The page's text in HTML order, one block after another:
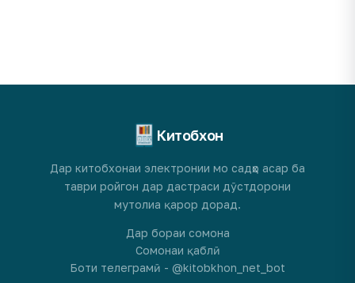
Китобхон
Дар китобхонаи электронии мо садҳо асар ба
таври ройгон дар дастраси дӯстдорони
мутолиа қарор дорад.
Дар бораи сомона
Сомонаи қаблӣ
Боти телеграмӣ - @kitobkhon_net_bot